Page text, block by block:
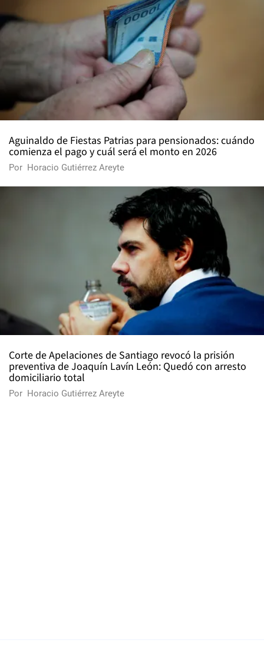
Aguinaldo de Fiestas Patrias para pensionados: cuándo
comienza el pago y cuál será el monto en 2026
Por Horacio Gutiérrez Areyte
Corte de Apelaciones de Santiago revocó la prisión
preventiva de Joaquín Lavín León: Quedó con arresto
domiciliario total
Por Horacio Gutiérrez Areyte